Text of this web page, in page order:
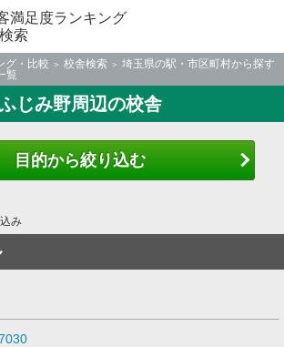
満足度ランキング
索
グ・比較 校舎検索
埼玉県の駅・市区町村から探す
覧
じみ野周辺の校舎
目的から絞り込む
み